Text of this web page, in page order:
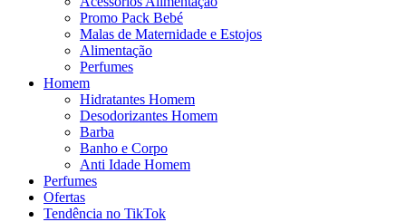
Promo Pack Bebé
Malas de Maternidade e Estojos
Alimentação
Perfumes
Homem
Hidratantes Homem
Desodorizantes Homem
Barba
Banho e Corpo
Anti Idade Homem
Perfumes
Ofertas
Tendência no TikTok